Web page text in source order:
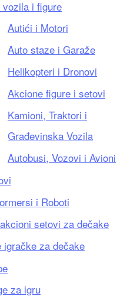
i figure
Autići i Motori
Auto staze i Garaže
Helikopteri i Dronovi
Akcione figure i setovi
Kamioni, Traktori i
Građevinska Vozila
Autobusi, Vozovi i Avioni
i Roboti
setovi za dečake
igračke za dečake
za igru